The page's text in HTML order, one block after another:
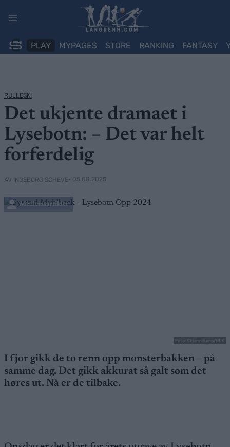
PLAY MYPAGES STORE RANKING FANTASY
RULLESKI
Det ukjente dramaet i
Lysebotn: – Det var helt
forferdelig
AV INGEBORG SCHEVE• 05.08.2025
Medlemsartikler
Foto: Skjermdump/NRK
I fjor gikk de to renn opp monsterbakken – på
samme dag. Det gikk akkurat så galt som det
høres ut. Nå er de tilbake.